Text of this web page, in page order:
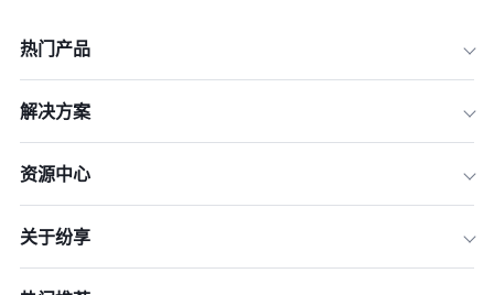
热门产品
解决方案
资源中心
关于纷享